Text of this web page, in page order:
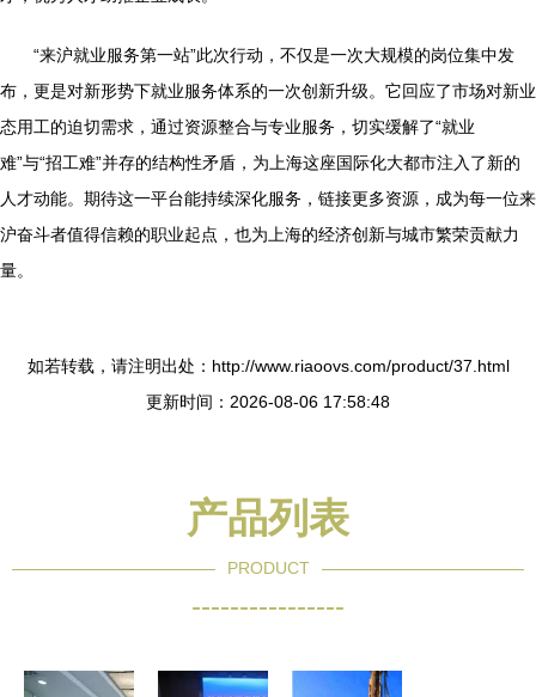
“来沪就业服务第一站”此次行动，不仅是一次大规模的岗位集中发
布，更是对新形势下就业服务体系的一次创新升级。它回应了市场对新业
态用工的迫切需求，通过资源整合与专业服务，切实缓解了“就业
难”与“招工难”并存的结构性矛盾，为上海这座国际化大都市注入了新的
人才动能。期待这一平台能持续深化服务，链接更多资源，成为每一位来
沪奋斗者值得信赖的职业起点，也为上海的经济创新与城市繁荣贡献力
量。
如若转载，请注明出处：http://www.riaoovs.com/product/37.html
更新时间：2026-08-06 17:58:48
产品列表
PRODUCT
----------------